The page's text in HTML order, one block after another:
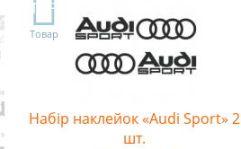
TOP
Товар
Набір наклейок «Audi Sport» 2
шт.